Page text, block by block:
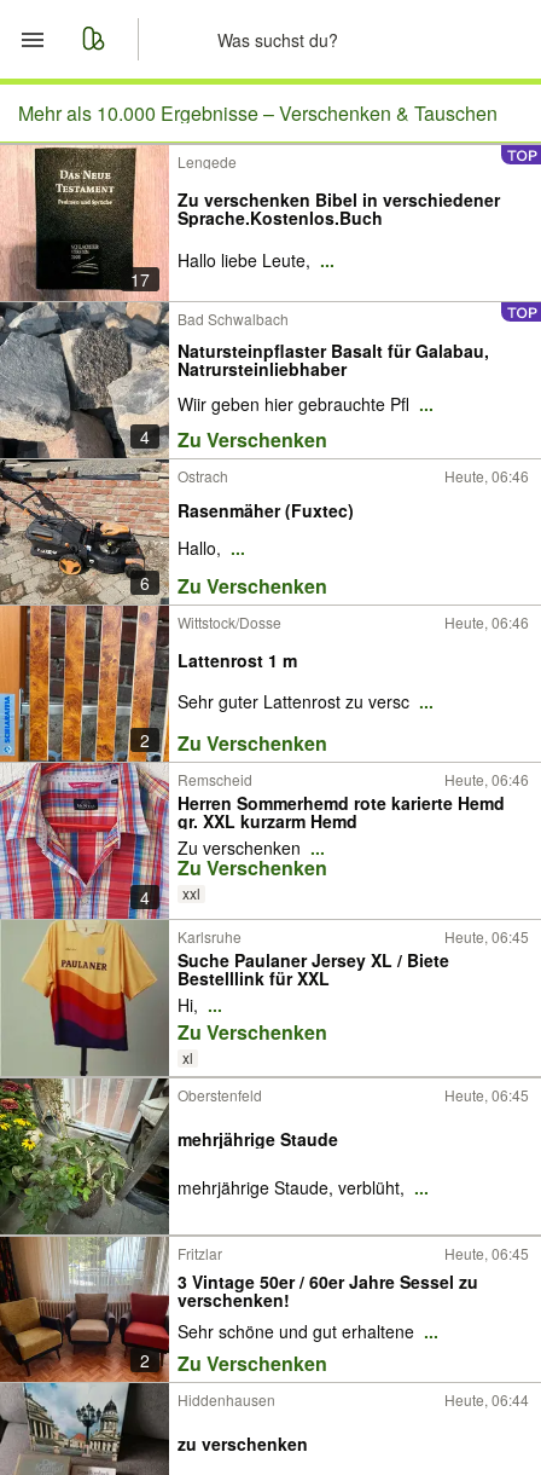
Start
Merkliste
Nachrichten
Anzeige aufgeben
Mehr als 10.000 Ergebnisse –Verschenken & Tauschen
17
Lengede
Zu verschenken Bibel in verschiedener
Sprache.Kostenlos.Buch
Hallo liebe Leute, ...
4
Bad Schwalbach
Natursteinpflaster Basalt für Galabau,
Natrursteinliebhaber
Wiir geben hier gebrauchte Pfl ...
Zu Verschenken
6
Ostrach Heute, 06:46
Rasenmäher (Fuxtec)
Hallo, ...
Zu Verschenken
2
Wittstock/Dosse Heute, 06:46
Lattenrost 1 m
Sehr guter Lattenrost zu versc ...
Zu Verschenken
4
Remscheid Heute, 06:46
Herren Sommerhemd rote karierte Hemd
gr. XXL kurzarm Hemd
Zu verschenken ...
Zu Verschenken
xxl
Karlsruhe Heute, 06:45
Suche Paulaner Jersey XL / Biete
Bestelllink für XXL
Hi, ...
Zu Verschenken
xl
Oberstenfeld
Heute, 06:45
mehrjährige Staude
mehrjährige Staude, verblüht, ...
2
Fritzlar Heute, 06:45
3 Vintage 50er / 60er Jahre Sessel zu
verschenken!
Sehr schöne und gut erhaltene ...
Zu Verschenken
Hiddenhausen Heute, 06:44
zu verschenken